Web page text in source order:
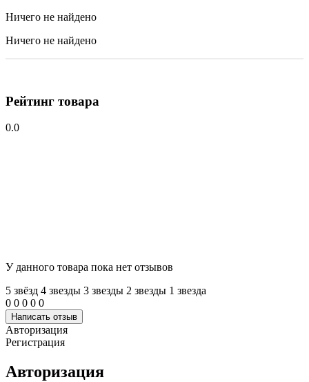
Ничего не найдено
Ничего не найдено
Рейтинг товара
0.0
У данного товара пока нет отзывов
5 звёзд 4 звeзды 3 звeзды 2 звeзды 1 звeзда
0 0 0 0 0
Написать отзыв
Авторизация
Регистрация
Авторизация